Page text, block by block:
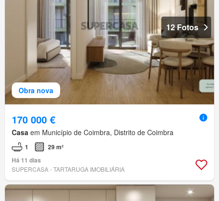
Obra nova
12 Fotos
170 000 €
Casa em Município de Coimbra, Distrito de Coimbra
1
29 m²
Há 11 dias
SUPERCASA - TARTARUGA IMOBILIÁRIA